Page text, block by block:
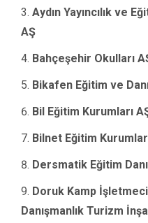
Aydın Yayıncılık ve
AŞ
Bahçeşehir Okulları
Bikafen Eğitim ve
Bil Eğitim Kurumları
Bilnet Eğitim
Dersmatik Eğitim
Doruk Kamp
Danışmanlık Turizm